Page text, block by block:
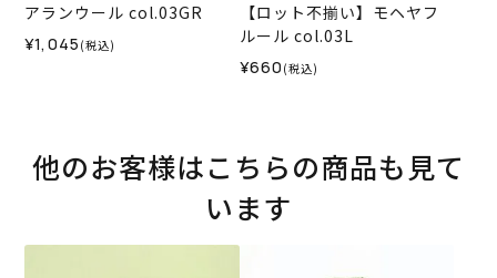
アランウール col.03GR
¥1,045 (税込)
【ロット不揃い】モヘヤフ
ルール col.03L
¥660 (税込)
他のお客様はこちらの商品も見て
います